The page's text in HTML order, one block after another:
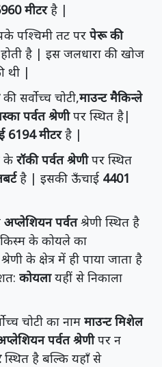
मीटरहै |
पश्चिमी तट पर पेरू की
होती है | इस जलधारा की खोज
थी |
की सर्वोच्च चोटी,माउन्ट मैकिन्ले
पर्वत श्रेणीपर स्थित है|
6194 मीटरहै |
के रॉकी पर्वत श्रेणीपर स्थित
है | इसकी ऊँचाई 4401
अप्लेशियन पर्वतश्रेणी स्थित है
किस्म के कोयले का
श्रेणी के क्षेत्र में ही पाया जाता है
कोयलायहीं से निकाला
चोटी का नाम माउन्ट मिशेल
पर्वत श्रेणीपर न
स्थित है बल्कि यहाँ से